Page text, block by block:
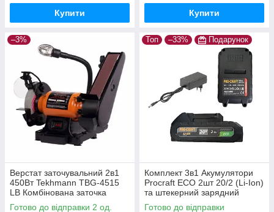
Купити Купити
–3%
Верстат заточувальний 2в1
450Вт Tekhmann TBG-4515
LВ Комбінована заточка
Техман Абразивний круг
Готово до відправки 2 од.
Топ –33% Подарунок
Комплект 3в1 Акумулятори
Procraft ECO 2шт 20/2 (Li-Ion)
та штекерний зарядний
пристрій 20В/1А
Готово до відправки